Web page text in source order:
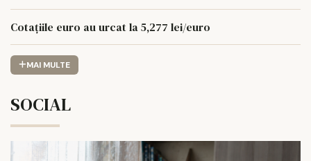
Cotațiile euro au urcat la 5,277 lei/euro
MAI MULTE
SOCIAL